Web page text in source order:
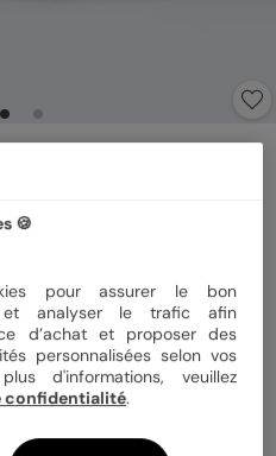
325 ml
🍪
pour assurer le bon
et analyser le trafic afin
d’achat et proposer des
personnalisées selon vos
d'informations, veuillez
confidentialité.